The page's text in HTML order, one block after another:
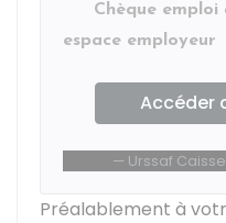
Chèque
espace employeur
Accéder
Urssaf
Préalablement à